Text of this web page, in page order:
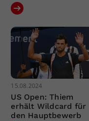
15.08.2024
US Open: Thiem
erhält Wildcard für
den Hauptbewerb